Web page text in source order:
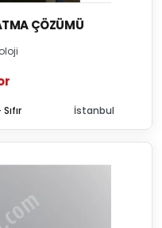
ÇÖZÜMÜ
İstanbul